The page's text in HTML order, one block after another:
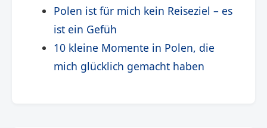
Polen ist für mich kein Reiseziel – es
ist ein Gefüh
10 kleine Momente in Polen, die
mich glücklich gemacht haben